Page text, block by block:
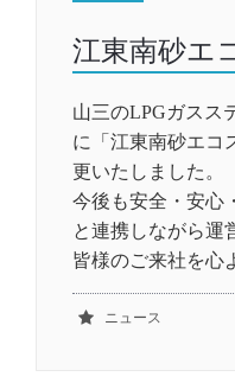
江東南砂エ
山三のLPGガスス
に「江東南砂エコ
更いたしました。
今後も安全・安心
と連携しながら運
皆様のご来社を心
ニュース